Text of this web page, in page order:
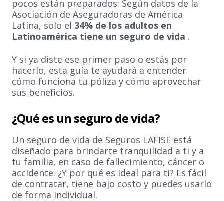
pocos están preparados: Según datos de la
Asociación de Aseguradoras de América
Latina, solo el 34% de los adultos en
Latinoamérica tiene un seguro de vida .
Y si ya diste ese primer paso o estás por
hacerlo, esta guía te ayudará a entender
cómo funciona tu póliza y cómo aprovechar
sus beneficios.
¿Qué es un seguro de vida?
Un seguro de vida de Seguros LAFISE está
diseñado para brindarte tranquilidad a ti y a
tu familia, en caso de fallecimiento, cáncer o
accidente. ¿Y por qué es ideal para ti? Es fácil
de contratar, tiene bajo costo y puedes usarlo
de forma individual.